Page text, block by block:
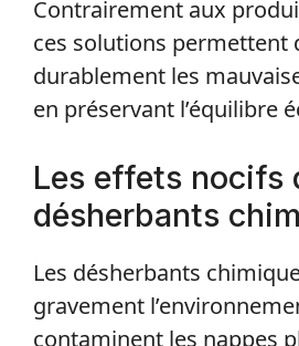
Contrairement aux
ces solutions permettent
durablement les
en préservant l’équilibre
Les effets nocifs
désherbants
Les désherbants
gravement
contaminent les nappes